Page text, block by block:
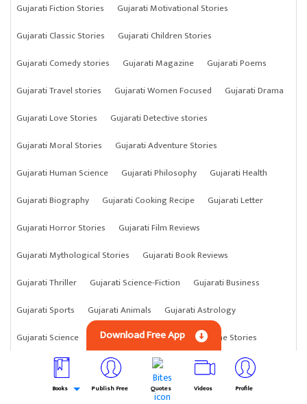
Gujarati Fiction Stories
Gujarati Motivational Stories
Gujarati Classic Stories
Gujarati Children Stories
Gujarati Comedy stories
Gujarati Magazine
Gujarati Poems
Gujarati Travel stories
Gujarati Women Focused
Gujarati Drama
Gujarati Love Stories
Gujarati Detective stories
Gujarati Moral Stories
Gujarati Adventure Stories
Gujarati Human Science
Gujarati Philosophy
Gujarati Health
Gujarati Biography
Gujarati Cooking Recipe
Gujarati Letter
Gujarati Horror Stories
Gujarati Film Reviews
Gujarati Mythological Stories
Gujarati Book Reviews
Gujarati Thriller
Gujarati Science-Fiction
Gujarati Business
Gujarati Sports
Gujarati Animals
Gujarati Astrology
Gujarati Science
Gujarati Anything Gujarati Crime Stories
Download Free App
Books Publish Free Quotes Videos Profile